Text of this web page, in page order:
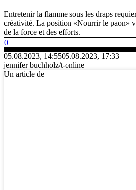
Entretenir la flamme sous les draps
créativité. La position «Nourrir le paon»
de la force et des efforts.
0
05.08.2023, 14:5505.08.2023, 17:33
jennifer buchholz/t-online
Un article de